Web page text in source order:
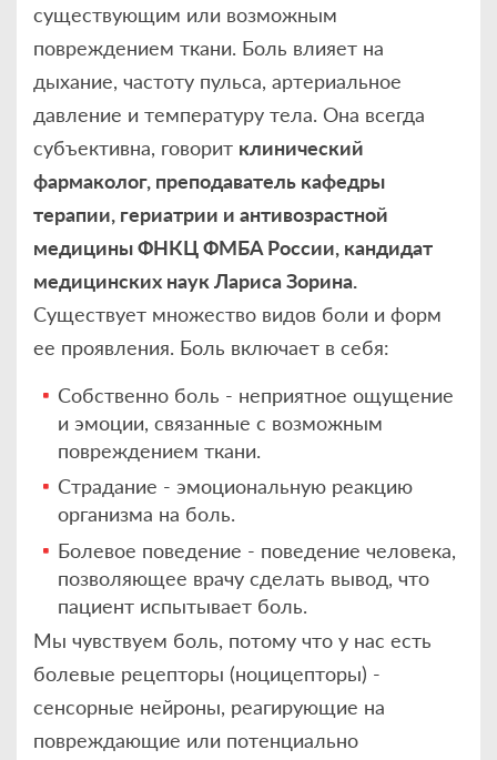
существующим или возможным
повреждением ткани. Боль влияет на
дыхание, частоту пульса, артериальное
давление и температуру тела. Она всегда
субъективна, говорит клинический
фармаколог, преподаватель кафедры
терапии, гериатрии и антивозрастной
медицины ФНКЦ ФМБА России, кандидат
медицинских наук Лариса Зорина.
Существует множество видов боли и форм
ее проявления. Боль включает в себя:
Собственно боль - неприятное ощущение
и эмоции, связанные с возможным
повреждением ткани.
Страдание - эмоциональную реакцию
организма на боль.
Болевое поведение - поведение человека,
позволяющее врачу сделать вывод, что
пациент испытывает боль.
Мы чувствуем боль, потому что у нас есть
болевые рецепторы (ноцицепторы) -
сенсорные нейроны, реагирующие на
повреждающие или потенциально